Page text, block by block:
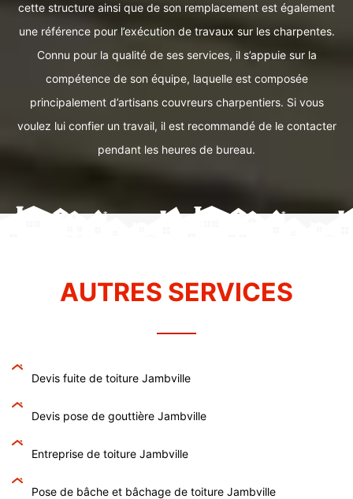
cette structure ainsi que de son remplacement est également
une référence pour l’exécution de travaux sur les charpentes.
Connu pour la qualité de ses services, il s’appuie sur la
compétence de son équipe, laquelle est composée
principalement d’artisans couvreurs charpentiers. Si vous
voulez lui confier un travail, il est recommandé de le contacter
pendant les heures de bureau.
AUTRES SERVICES
Devis fuite de toiture Jambville
Devis pose de gouttière Jambville
Entreprise de toiture Jambville
Pose de bâche et bâchage de toiture Jambville